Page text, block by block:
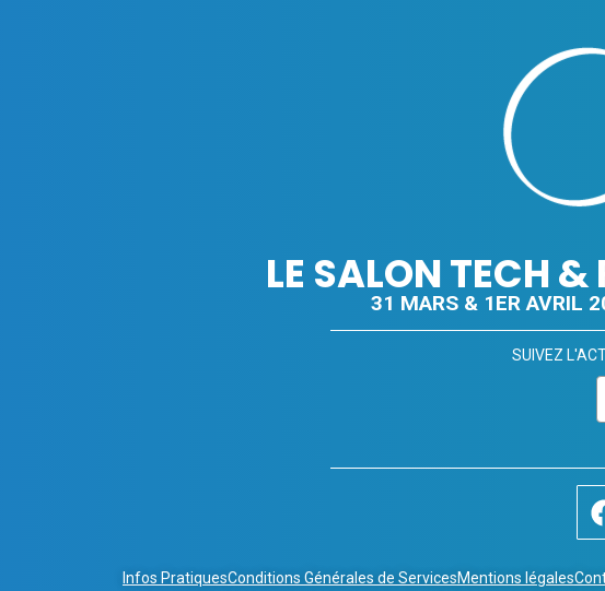
LE SALON TECH
31 MARS & 1ER AVRIL
SUIVEZ
Infos PratiquesConditions Générales de ServicesMentions légales